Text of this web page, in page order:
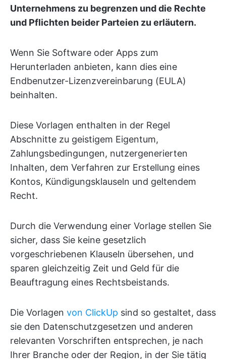
Unternehmens zu begrenzen und die Rechte
und Pflichten beider Parteien zu erläutern.
Wenn Sie Software oder Apps zum
Herunterladen anbieten, kann dies eine
Endbenutzer-Lizenzvereinbarung (EULA)
beinhalten.
Diese Vorlagen enthalten in der Regel
Abschnitte zu geistigem Eigentum,
Zahlungsbedingungen, nutzergenerierten
Inhalten, dem Verfahren zur Erstellung eines
Kontos, Kündigungsklauseln und geltendem
Recht.
Durch die Verwendung einer Vorlage stellen Sie
sicher, dass Sie keine gesetzlich
vorgeschriebenen Klauseln übersehen, und
sparen gleichzeitig Zeit und Geld für die
Beauftragung eines Rechtsbeistands.
Die Vorlagen von ClickUp sind so gestaltet, dass
sie den Datenschutzgesetzen und anderen
relevanten Vorschriften entsprechen, je nach
Ihrer Branche oder der Region, in der Sie tätig